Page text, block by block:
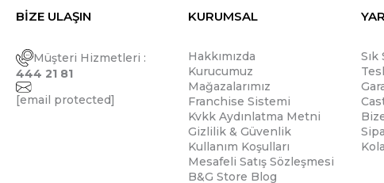
BİZE ULAŞIN
Müşteri Hizmetleri :
444 21 81
[email protected]
KURUMSAL
Hakkımızda
Kurucumuz
Mağazalarımız
Franchise Sistemi
Kvkk Aydınlatma Metni
Gizlilik & Güvenlik
Kullanım Koşulları
Mesafeli Satış Sözleşmesi
B&G Store Blog